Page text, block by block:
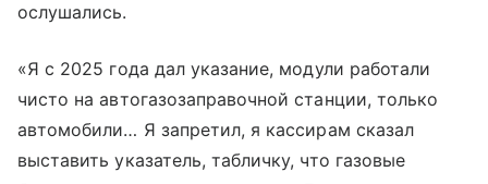
ослушались.
«Я с 2025 года дал указание, модули работали
чисто на автогазозаправочной станции, только
автомобили… Я запретил, я кассирам сказал
выставить указатель, табличку, что газовые